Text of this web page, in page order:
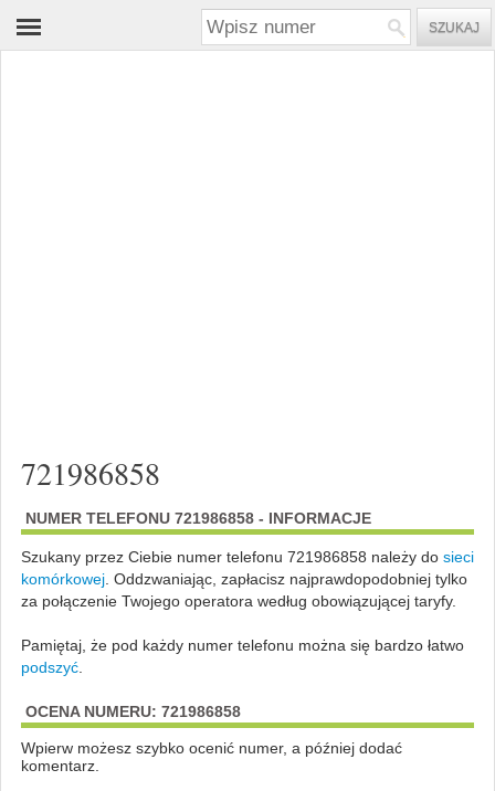
721986858
NUMER TELEFONU 721986858 - INFORMACJE
Szukany przez Ciebie numer telefonu 721986858 należy do sieci
komórkowej. Oddzwaniając, zapłacisz najprawdopodobniej tylko
za połączenie Twojego operatora według obowiązującej taryfy.
Pamiętaj, że pod każdy numer telefonu można się bardzo łatwo
podszyć.
OCENA NUMERU: 721986858
Wpierw możesz szybko ocenić numer, a później dodać
komentarz.